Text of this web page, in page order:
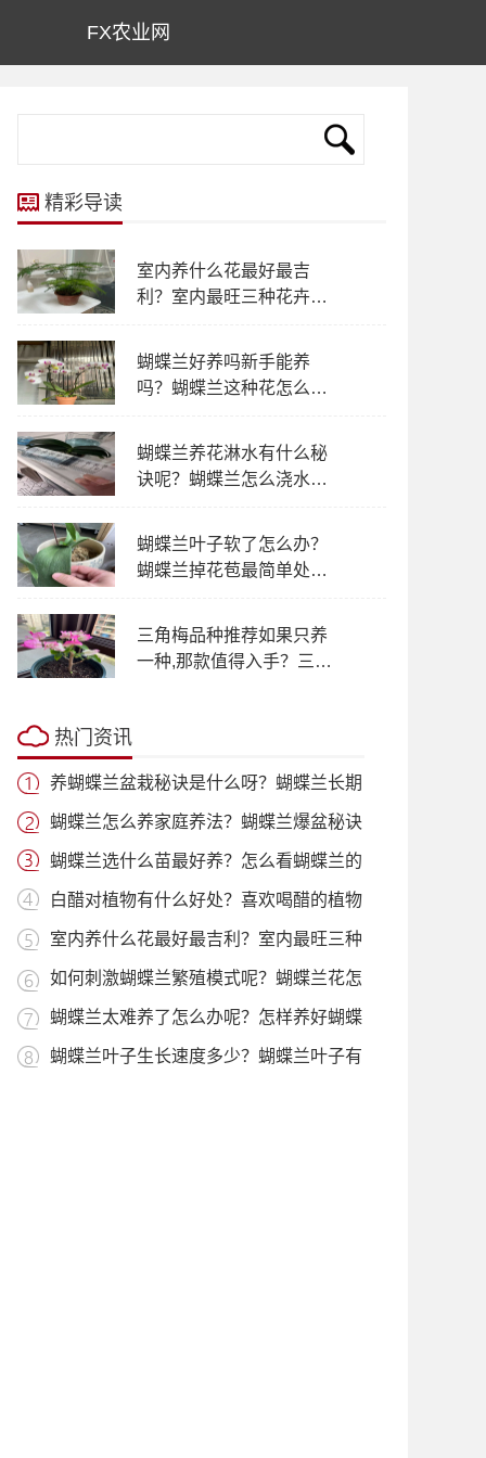
FX农业网
精彩导读
室内养什么花最好最吉
利？室内最旺三种花卉是
蝴蝶兰好养吗新手能养
吗？蝴蝶兰这种花怎么养
蝴蝶兰养花淋水有什么秘
诀呢？蝴蝶兰怎么浇水不
蝴蝶兰叶子软了怎么办？
蝴蝶兰掉花苞最简单处理
三角梅品种推荐如果只养
一种,那款值得入手？三角
热门资讯
养蝴蝶兰盆栽秘诀是什么呀？蝴蝶兰长期
养护方法！
蝴蝶兰怎么养家庭养法？蝴蝶兰爆盆秘诀
是什么呢？
蝴蝶兰选什么苗最好养？怎么看蝴蝶兰的
品质好不好？
白醋对植物有什么好处？喜欢喝醋的植物
有哪些呢？
室内养什么花最好最吉利？室内最旺三种
花卉是什么？
如何刺激蝴蝶兰繁殖模式呢？蝴蝶兰花怎
么养才好呢?
蝴蝶兰太难养了怎么办呢？怎样养好蝴蝶
兰注意哪些事项?
蝴蝶兰叶子生长速度多少？蝴蝶兰叶子有